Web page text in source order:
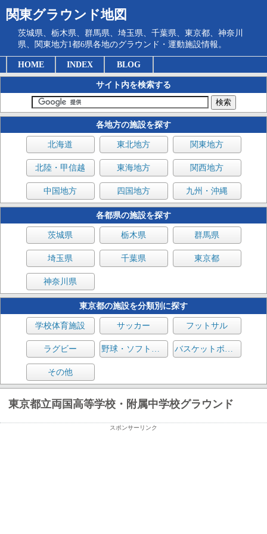
関東グラウンド地図
茨城県、栃木県、群馬県、埼玉県、千葉県、東京都、神奈川
県、関東地方1都6県各地のグラウンド・運動施設情報。
HOME INDEX BLOG
サイト内を検索する
各地方の施設を探す
北海道 東北地方 関東地方
北陸・甲信越 東海地方 関西地方
中国地方 四国地方 九州・沖縄
各都県の施設を探す
茨城県 栃木県 群馬県
埼玉県 千葉県 東京都
神奈川県
東京都の施設を分類別に探す
学校体育施設 サッカー フットサル
ラグビー 野球・ソフトボール バスケットボール
その他
東京都立両国高等学校・附属中学校グラウンド
スポンサーリンク